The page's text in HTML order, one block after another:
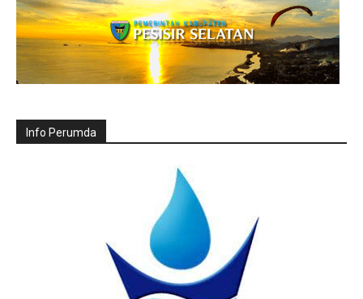
Info Perumda